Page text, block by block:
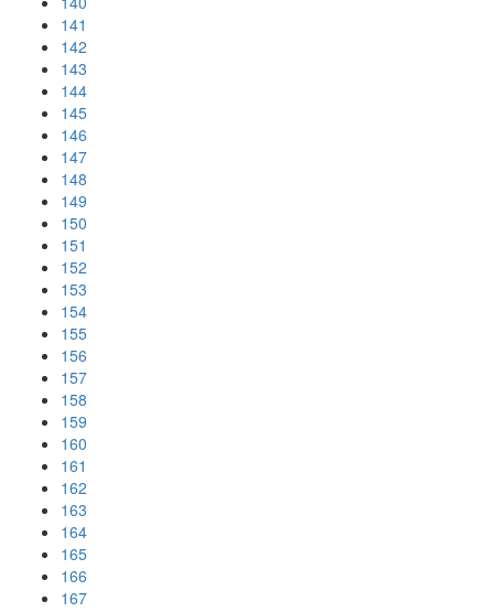
141
142
143
144
145
146
147
148
149
150
151
152
153
154
155
156
157
158
159
160
161
162
163
164
165
166
167